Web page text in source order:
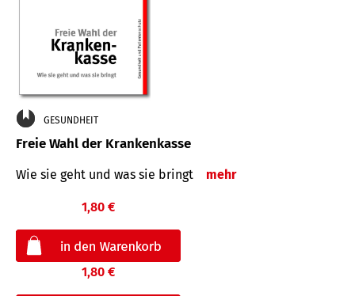
GESUNDHEIT
Freie Wahl der Krankenkasse
Wie sie geht und was sie bringt mehr
1,80 €
1,80 €